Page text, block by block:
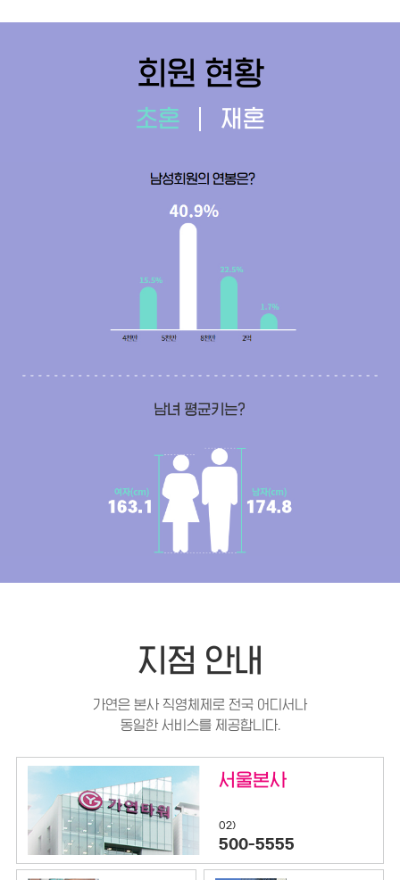
회원 현황
초혼 재혼
지점 안내
가연은 본사 직영체제로 전국 어디서나
동일한 서비스를 제공합니다.
서울본사
02)
500-5555